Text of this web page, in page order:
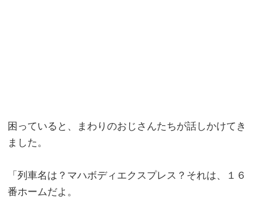
困っていると、まわりのおじさんたちが話しかけてき
ました。
「列車名は？マハボディエクスプレス？それは、１６
番ホームだよ。